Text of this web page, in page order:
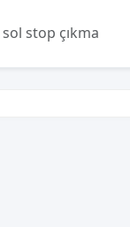
stop çıkma